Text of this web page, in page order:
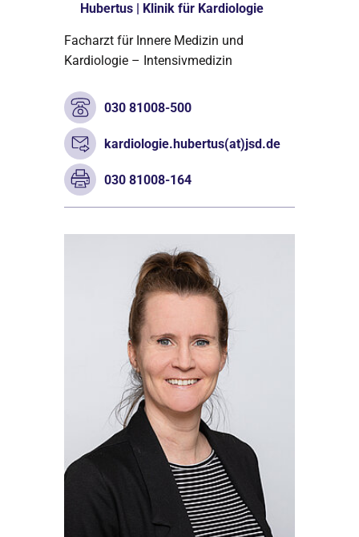
Hubertus | Klinik für Kardiologie
Facharzt für Innere Medizin und
Kardiologie – Intensivmedizin
030 81008-500
kardiologie.hubertus(at)jsd.de
030 81008-164